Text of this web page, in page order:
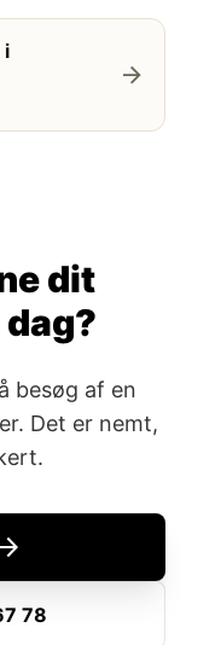
i
arrow_forward
dit
besøg af en
Det er nemt,
arrow_forward
78